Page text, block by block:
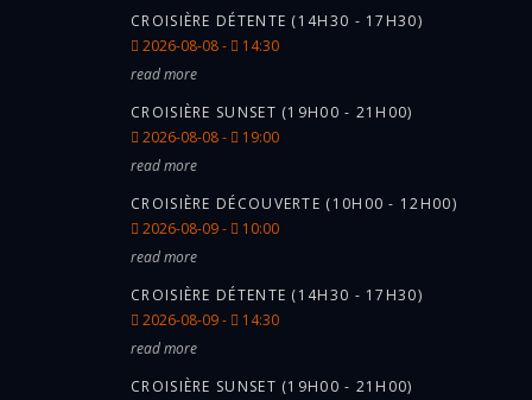
CROISIÈRE DÉTENTE (14H30 - 17H30)
2026-08-08 -
14:30
read more
CROISIÈRE SUNSET (19H00 - 21H00)
2026-08-08 -
19:00
read more
CROISIÈRE DÉCOUVERTE (10H00 - 12H00)
2026-08-09 -
10:00
read more
CROISIÈRE DÉTENTE (14H30 - 17H30)
2026-08-09 -
14:30
read more
CROISIÈRE SUNSET (19H00 - 21H00)